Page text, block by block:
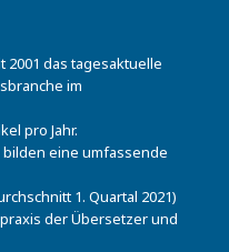
2001 das tagesaktuelle
im
pro Jahr.
bilden eine umfassende
1. Quartal 2021)
der Übersetzer und